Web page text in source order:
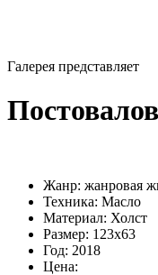
Галерея представляет
Жанр: жанровая
Техника: Масло
Материал: Холст
Размер: 123х63
Год: 2018
Цена: